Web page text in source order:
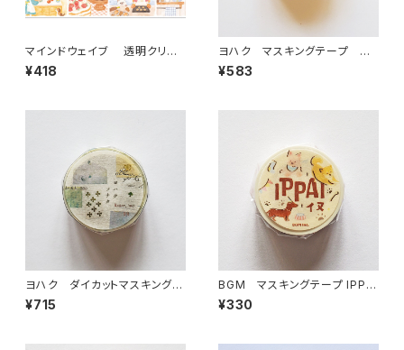
マインドウェイブ 透明クリア
テープ95692 リル ストーリー
baking scene 30mm
¥418
ヨハク マスキングテープ ラ
ボラトリー Y-189
¥583
ヨハク ダイカットマスキングテ
ープ ソナタ YD-006
¥715
BGM マスキングテープ IPPA
I・犬がいっぱい
¥330